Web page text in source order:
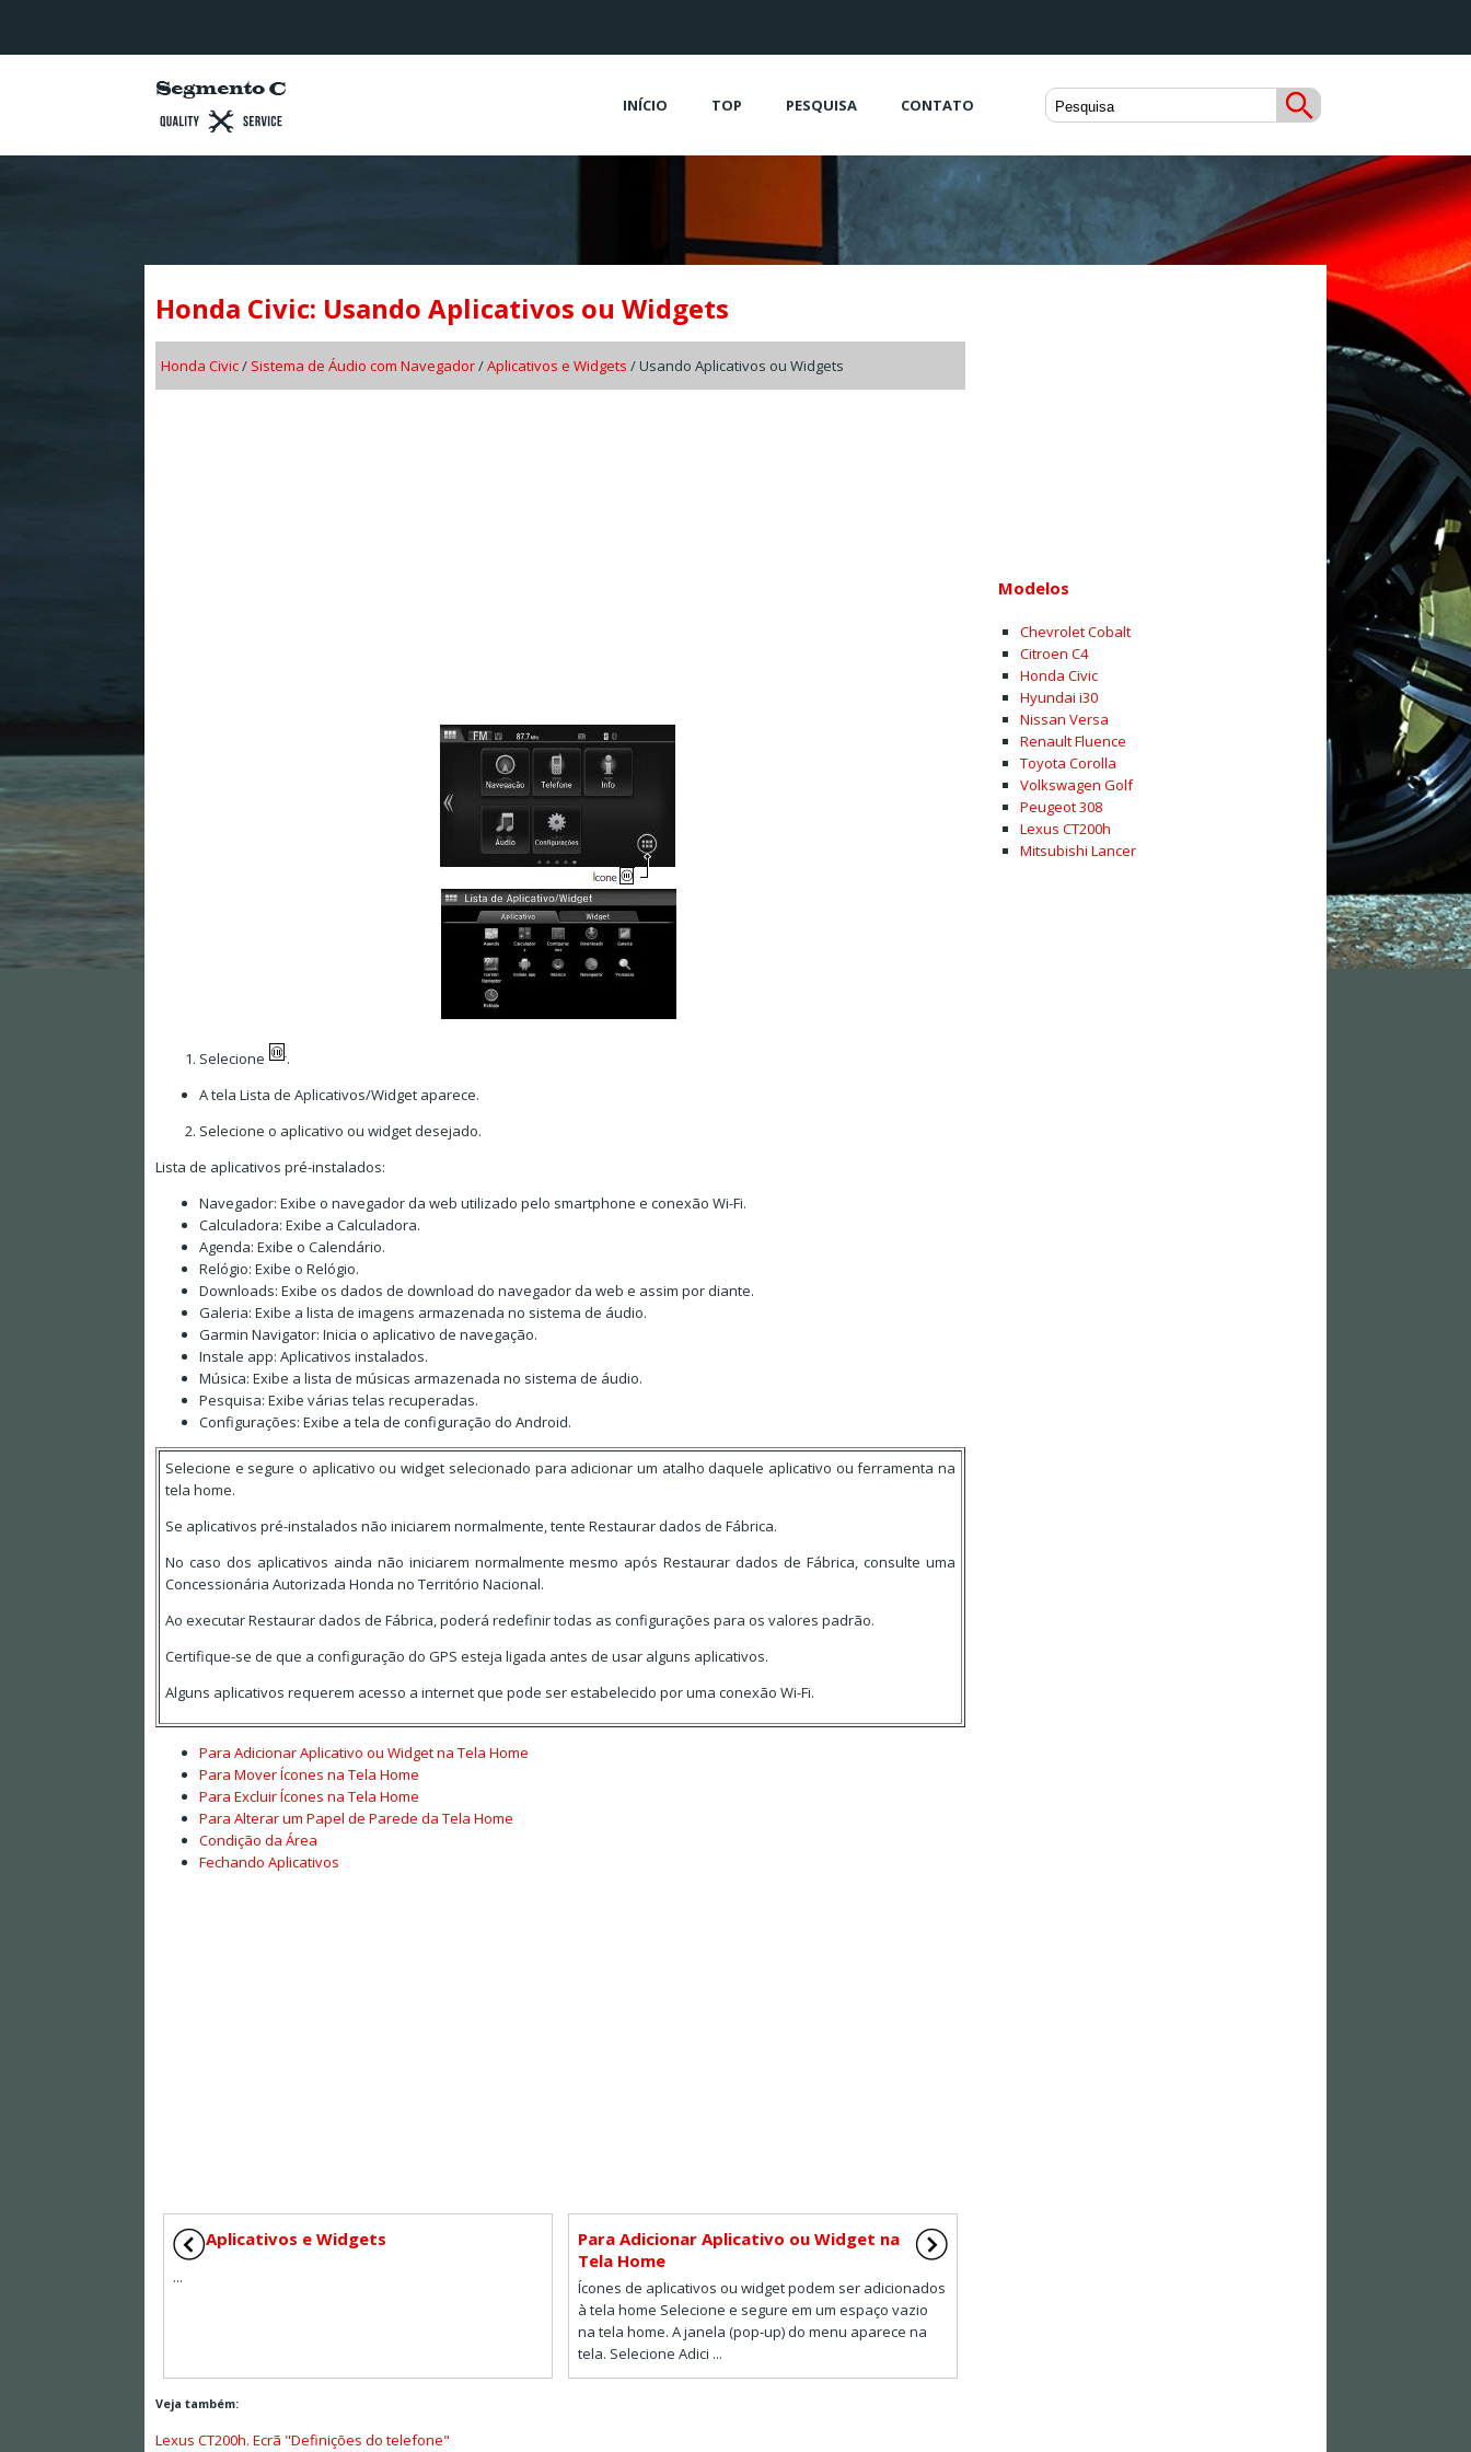
INÍCIO TOP PESQUISA CONTATO
Honda Civic: Usando Aplicativos ou Widgets
Honda Civic/ Sistema de Áudio com Navegador/Aplicativos e Widgets / Usando Aplicativos ou Widgets
Selecione
.
A tela Lista de Aplicativos/Widget aparece.
Selecione o aplicativo ou widget desejado.
Lista de aplicativos pré-instalados:
Navegador: Exibe o navegador da web utilizado pelo smartphone e conexão Wi-Fi.
Calculadora: Exibe a Calculadora.
Agenda: Exibe o Calendário.
Relógio: Exibe o Relógio.
Downloads: Exibe os dados de download do navegador da web e assim por diante.
Galeria: Exibe a lista de imagens armazenada no sistema de áudio.
Garmin Navigator: Inicia o aplicativo de navegação.
Instale app: Aplicativos instalados.
Música: Exibe a lista de músicas armazenada no sistema de áudio.
Pesquisa: Exibe várias telas recuperadas.
Configurações: Exibe a tela de configuração do Android.
Selecione e segure o aplicativo ou widget selecionado para adicionar um atalho daquele aplicativo ou ferramenta na
tela home.
Se aplicativos pré-instalados não iniciarem normalmente, tente Restaurar dados de Fábrica.
No caso dos aplicativos ainda não iniciarem normalmente mesmo após Restaurar dados de Fábrica, consulte uma
Concessionária Autorizada Honda no Território Nacional.
Ao executar Restaurar dados de Fábrica, poderá redefinir todas as configurações para os valores padrão.
Certifique-se de que a configuração do GPS esteja ligada antes de usar alguns aplicativos.
Alguns aplicativos requerem acesso a internet que pode ser estabelecido por uma conexão Wi-Fi.
Para Adicionar Aplicativo ou Widget na Tela Home
Para Mover Ícones na Tela Home
Para Excluir Ícones na Tela Home
Para Alterar um Papel de Parede da Tela Home
Condição da Área
Fechando Aplicativos
Aplicativos e Widgets
...
Para Adicionar Aplicativo ou Widget na
Tela Home
Ícones de aplicativos ou widget podem ser adicionados
à tela home Selecione e segure em um espaço vazio
na tela home. A janela (pop-up) do menu aparece na
tela. Selecione Adici ...
Veja também:
Lexus CT200h. Ecrã "Definições do telefone"
Modelos
Chevrolet Cobalt
Citroen C4
Honda Civic
Hyundai i30
Nissan Versa
Renault Fluence
Toyota Corolla
Volkswagen Golf
Peugeot 308
Lexus CT200h
Mitsubishi Lancer